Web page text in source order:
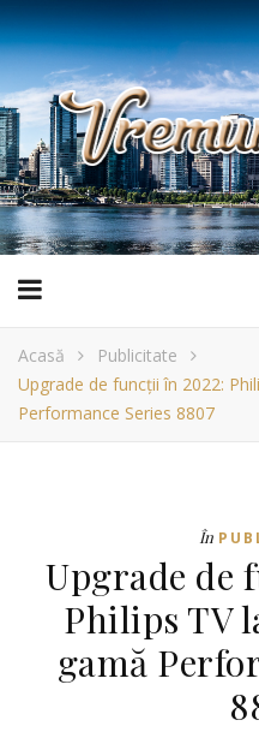
Acasă
Publicitate
Upgrade de funcții în 2022:
Performance Series 8807
În
Upgrade de
Philips TV
gamă